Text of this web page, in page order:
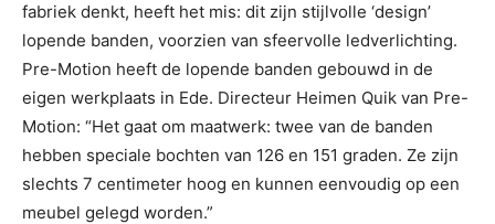
fabriek denkt, heeft het mis: dit zijn stijlvolle ‘design’
lopende banden, voorzien van sfeervolle ledverlichting.
Pre-Motion heeft de lopende banden gebouwd in de
eigen werkplaats in Ede. Directeur Heimen Quik van Pre-
Motion: “Het gaat om maatwerk: twee van de banden
hebben speciale bochten van 126 en 151 graden. Ze zijn
slechts 7 centimeter hoog en kunnen eenvoudig op een
meubel gelegd worden.”